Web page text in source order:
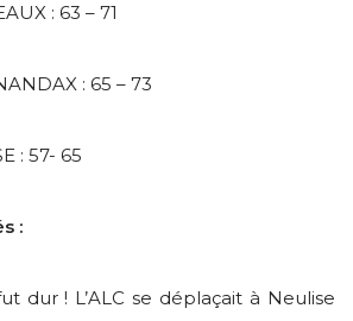
: 63 – 71
: 65 – 73
: 57- 65
:
dur ! L’ALC se déplaçait à Neulise